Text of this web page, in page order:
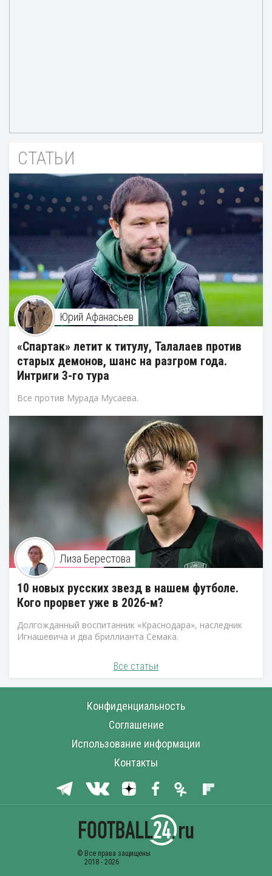
СТАТЬИ
Юрий Афанасьев
«Спартак» летит к титулу, Талалаев против
старых демонов, шанс на разгром года.
Интриги 3-го тура
Все против Мурада Мусаева.
Лиза Берестова
10 новых русских звезд в нашем футболе.
Кого прорвет уже в 2026-м?
Долгожданный воспитанник «Краснодара», наследник
Игнашевича и два бриллианта Семака.
Все статьи
Конфиденциальность
Соглашение
Использование информации
Контакты